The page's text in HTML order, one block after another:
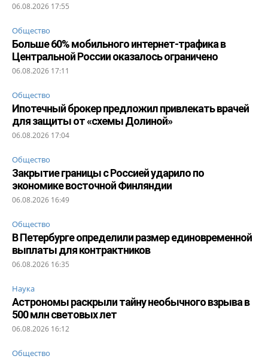
06.08.2026 17:55
Общество
Больше 60% мобильного интернет-трафика в
Центральной России оказалось ограничено
06.08.2026 17:11
Общество
Ипотечный брокер предложил привлекать врачей
для защиты от «схемы Долиной»
06.08.2026 17:04
Общество
Закрытие границы с Россией ударило по
экономике восточной Финляндии
06.08.2026 16:49
Общество
В Петербурге определили размер единовременной
выплаты для контрактников
06.08.2026 16:35
Наука
Астрономы раскрыли тайну необычного взрыва в
500 млн световых лет
06.08.2026 16:12
Общество